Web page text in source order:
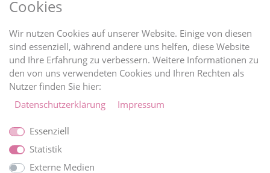
BRAUTINFOS
ZAHLUNGARTEN
Cookies
Wir nutzen Cookies auf unserer Website. Einige von diesen
sind essenziell, während andere uns helfen, diese Website
und Ihre Erfahrung zu verbessern. Weitere Informationen zu
den von uns verwendeten Cookies und Ihren Rechten als
Nutzer finden Sie hier:
Daten­schutz­erklärung
Impressum
Essenziell
Statistik
Externe Medien